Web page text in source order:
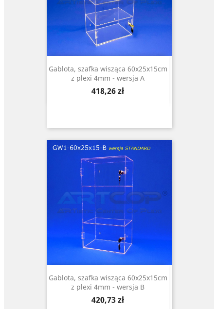
Gablota, szafka wisząca 60x25x15cm
z plexi 4mm - wersja A
Cena
418,26 zł
Gablota, szafka wisząca 60x25x15cm
z plexi 4mm - wersja B
Cena
420,73 zł